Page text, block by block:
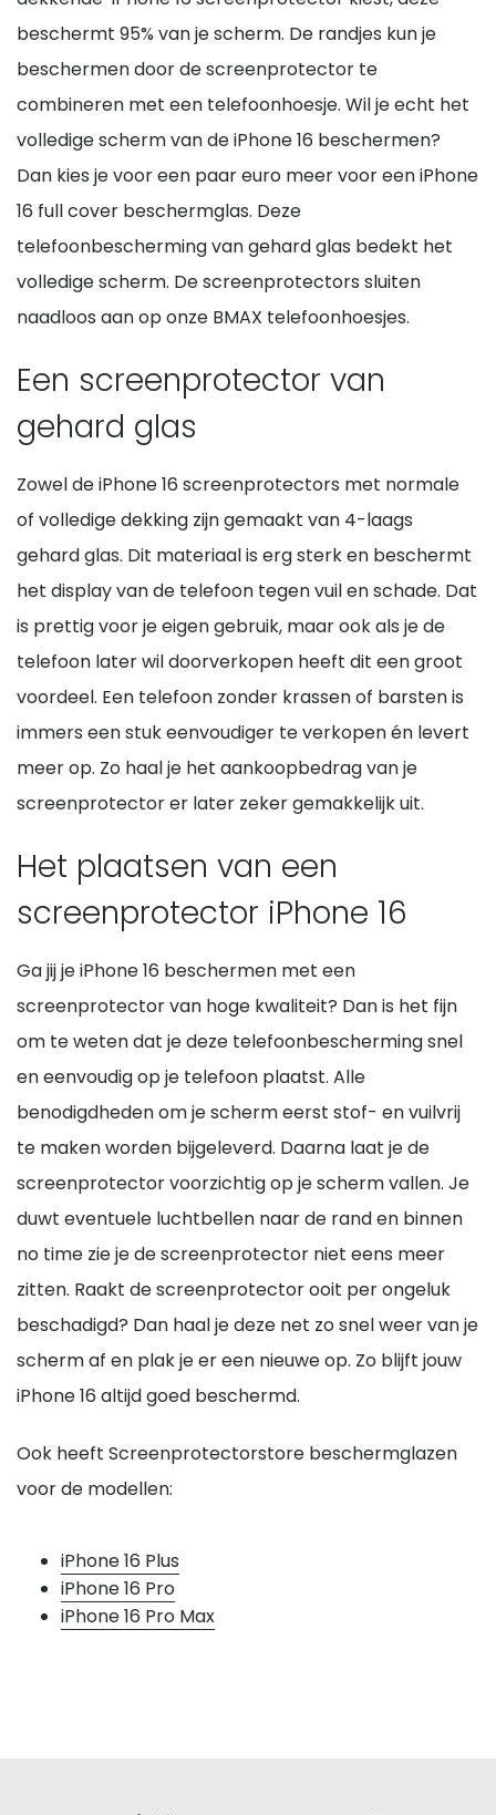
beschermt 95% van je scherm. De randjes kun je
beschermen door de screenprotector te
combineren met een telefoonhoesje. Wil je echt het
volledige scherm van de iPhone 16 beschermen?
Dan kies je voor een paar euro meer voor een iPhone
16 full cover beschermglas. Deze
telefoonbescherming van gehard glas bedekt het
volledige scherm. De screenprotectors sluiten
naadloos aan op onze BMAX telefoonhoesjes.
Een screenprotector van
gehard glas
Zowel de iPhone 16 screenprotectors met normale
of volledige dekking zijn gemaakt van 4-laags
gehard glas. Dit materiaal is erg sterk en beschermt
het display van de telefoon tegen vuil en schade. Dat
is prettig voor je eigen gebruik, maar ook als je de
telefoon later wil doorverkopen heeft dit een groot
voordeel. Een telefoon zonder krassen of barsten is
immers een stuk eenvoudiger te verkopen én levert
meer op. Zo haal je het aankoopbedrag van je
screenprotector er later zeker gemakkelijk uit.
Het plaatsen van een
screenprotector iPhone 16
Ga jij je iPhone 16 beschermen met een
screenprotector van hoge kwaliteit? Dan is het fijn
om te weten dat je deze telefoonbescherming snel
en eenvoudig op je telefoon plaatst. Alle
benodigdheden om je scherm eerst stof- en vuilvrij
te maken worden bijgeleverd. Daarna laat je de
screenprotector voorzichtig op je scherm vallen. Je
duwt eventuele luchtbellen naar de rand en binnen
no time zie je de screenprotector niet eens meer
zitten. Raakt de screenprotector ooit per ongeluk
beschadigd? Dan haal je deze net zo snel weer van je
scherm af en plak je er een nieuwe op. Zo blijft jouw
iPhone 16 altijd goed beschermd.
Ook heeft Screenprotectorstore beschermglazen
voor de modellen:
iPhone 16 Plus
iPhone 16 Pro
iPhone 16 Pro Max